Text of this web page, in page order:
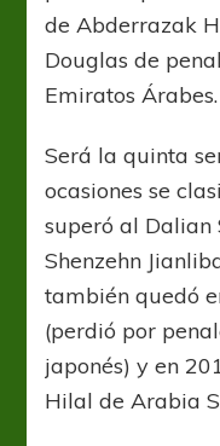
de Abderrazak
Douglas de
Emiratos Árabes.
Será la quinta
ocasiones se
superó al Dalian
Shenzehn
también quedó
(perdió por
japonés) y en
Hilal de Arabia